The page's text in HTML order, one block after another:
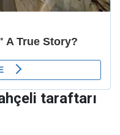
taraftarı